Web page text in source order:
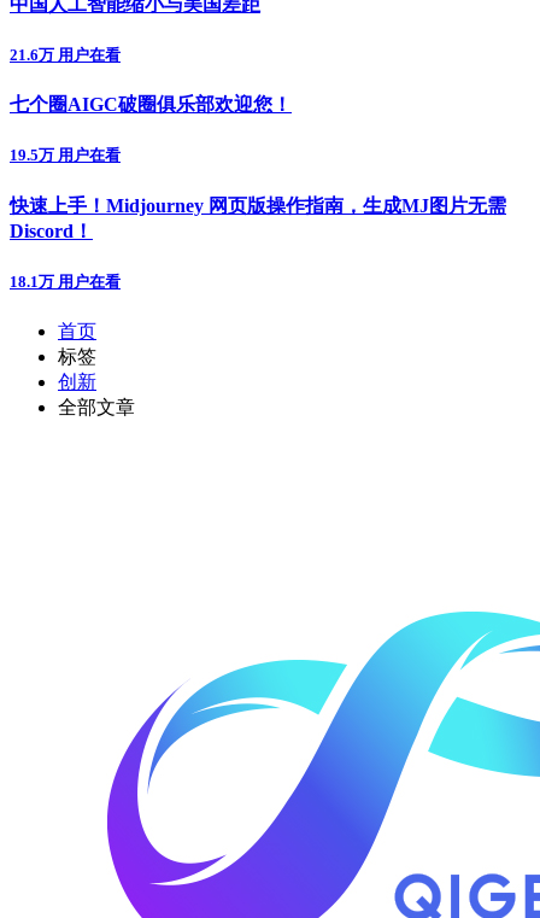
中国人工智能缩小与美国差距
21.6万 用户在看
七个圈AIGC破圈俱乐部欢迎您！
19.5万 用户在看
快速上手！Midjourney 网页版操作指南，生成MJ图片无需
Discord！
18.1万 用户在看
首页
标签
创新
全部文章